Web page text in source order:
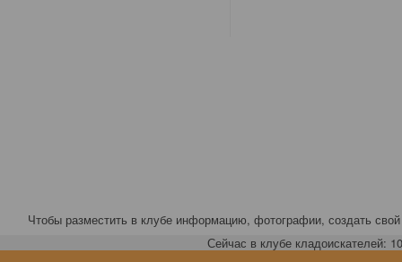
Чтобы разместить в клубе информацию, фотографии, создать свой
Сейчас в клубе кладоискателей: